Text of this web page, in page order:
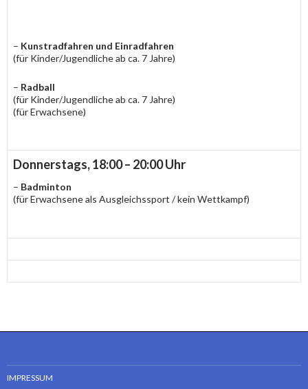
– Kunstradfahren und Einradfahren
(für Kinder/Jugendliche ab ca. 7 Jahre)
– Radball
(für Kinder/Jugendliche ab ca. 7 Jahre)
(für Erwachsene)
Donnerstags, 18:00 – 20:00 Uhr
– Badminton
(für Erwachsene als Ausgleichssport / kein Wettkampf)
IMPRESSUM